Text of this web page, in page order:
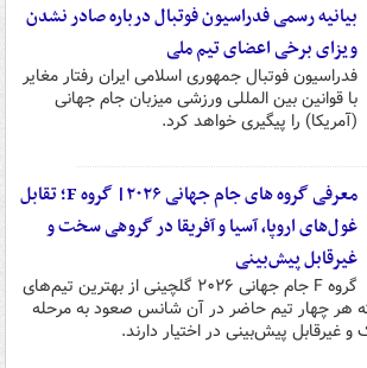
بیانیه رسمی فدراسیون فوتبال درباره صادر نشدن
ویزای برخی اعضای تیم ملی
فدراسیون فوتبال جمهوری اسلامی ایران رفتار مغایر
با قوانین بین المللی ورزشی میزبان جام جهانی
(آمریکا) را پیگیری خواهد کرد.
معرفی گروه های جام جهانی ۲۰۲۶| گروه F؛ تقابل
غول‌های اروپا، آسیا و آفریقا در گروهی سخت و
غیرقابل پیش‌بینی
گروه F جام جهانی ۲۰۲۶ گلچینی از بهترین تیم‌های
هر چهار تیم حاضر در آن شانس صعود به مرحله
و غیرقابل پیش‌بینی در اختیار دارند.